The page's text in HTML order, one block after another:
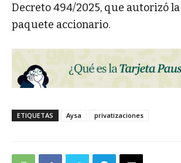
Decreto 494/2025, que autorizó
paquete accionario.
ETIQUETAS Aysa privatizaciones